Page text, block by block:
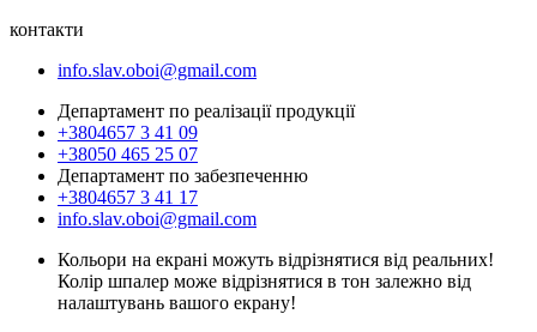
контакти
info.slav.oboi@gmail.com
Департамент по реалізації продукції
+3804657 3 41 09
+38050 465 25 07
Департамент по забезпеченню
+3804657 3 41 17
info.slav.oboi@gmail.com
Кольори на екрані можуть відрізнятися від реальних!
Колір шпалер може відрізнятися в тон залежно від
налаштувань вашого екрану!